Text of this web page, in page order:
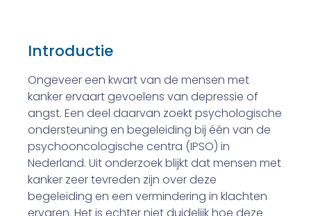
Introductie
Ongeveer een kwart van de mensen met
kanker ervaart gevoelens van depressie of
angst. Een deel daarvan zoekt psychologische
ondersteu­ning en begeleiding bij één van de
psycho­oncologische centra (IPSO) in
Nederland. Uit onderzoek blijkt dat mensen met
kanker zeer tevreden zijn over deze
begeleiding en een vermindering in klachten
ervaren. Het is echter niet duidelijk hoe deze